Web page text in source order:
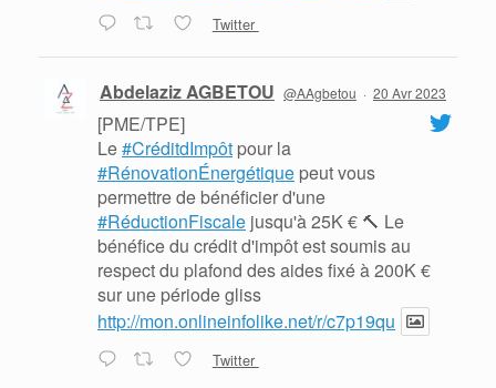
Twitter
Abdelaziz AGBETOU @AAgbetou · 20 Avr 2023
[PME/TPE]
Le#CréditdImpôt pour la
#RénovationÉnergétique peut vous
permettre de bénéficier d'une
#RéductionFiscale jusqu'à 25K € 🔨 Le
bénéfice du crédit d'impôt est soumis au
respect du plafond des aides fixé à 200K €
sur une période gliss
http://mon.onlineinfolike.net/r/c7p19qu
Twitter